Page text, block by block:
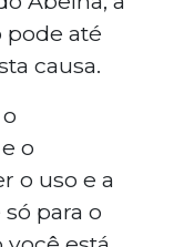
até
causa.
o
o uso e a
para o